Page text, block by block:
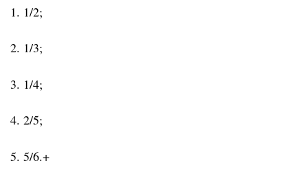
1. 1/2;
2. 1/3;
3. 1/4;
4. 2/5;
5. 5/6.+